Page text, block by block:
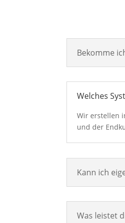
Bekomme
Welches
Wir erstellen
und der
Kann ich
Was leistet